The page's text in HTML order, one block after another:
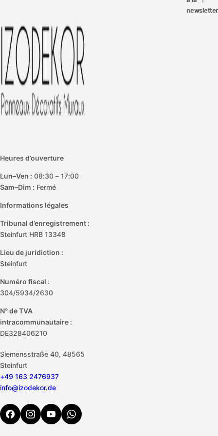
e
Heures d’ouverture
Lun–Ven : 08:30 – 17:00
Sam–Dim : Fermé
Informations légales
Tribunal d’enregistrement :
Steinfurt HRB 13348
Lieu de juridiction :
Steinfurt
Numéro fiscal :
304/5934/2630
N° de TVA
intracommunautaire :
DE328406210
Siemensstraße 40, 48565
Steinfurt
+49 163 2476937
info@izodekor.de
newsletter